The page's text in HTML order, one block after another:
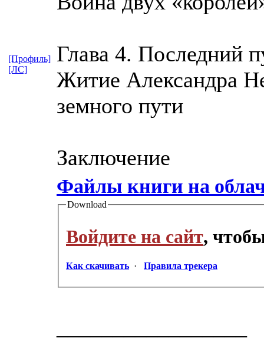
Глава 4. Последний
Житие Александра
земного пути
Заключение
Файлы книги на
Download
Войдите на сайт,
Как скачивать · Правила трекера
[Профиль]
[ЛС]